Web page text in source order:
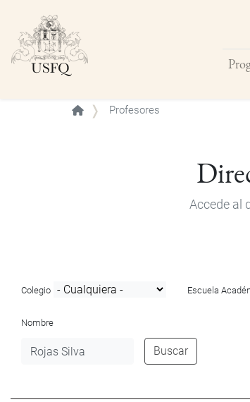
Profesores
Accede al
Colegio Escuela
Nombre
Buscar